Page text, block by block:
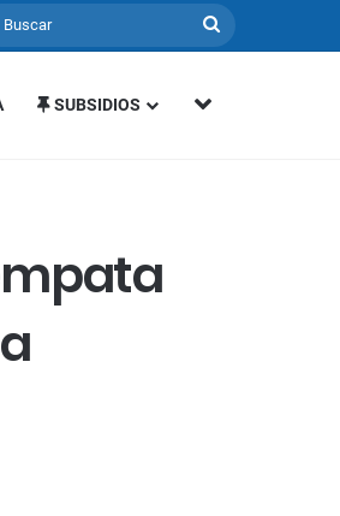
skin Buscar
SUBSIDIOS MÁS SECCIONES